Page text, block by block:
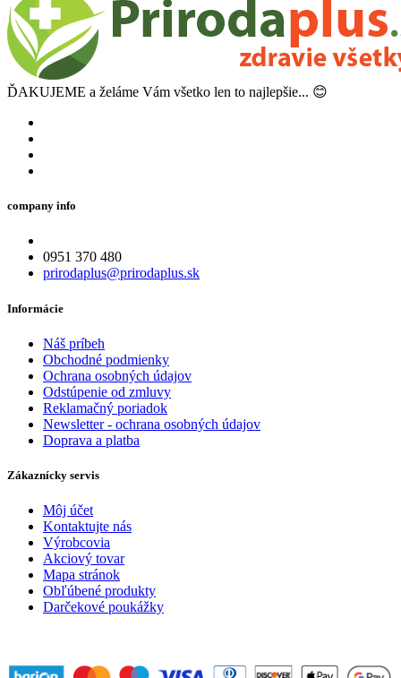
ĎAKUJEME a želáme Vám všetko len to najlepšie... 😊
company info
0951 370 480
prirodaplus@prirodaplus.sk
Informácie
Náš príbeh
Obchodné podmienky
Ochrana osobných údajov
Odstúpenie od zmluvy
Reklamačný poriadok
Newsletter - ochrana osobných údajov
Doprava a platba
Zákaznícky servis
Môj účet
Kontaktujte nás
Výrobcovia
Akciový tovar
Mapa stránok
Obľúbené produkty
Darčekové poukážky